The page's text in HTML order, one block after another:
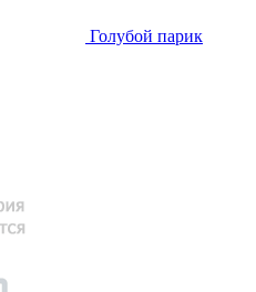
Голубой парик